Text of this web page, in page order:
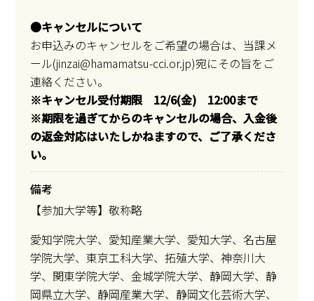
●キャンセルについて
お申込みのキャンセルをご希望の場合は、当課メ
ール(jinzai@hamamatsu-cci.or.jp)宛にその旨をご
連絡ください。
※キャンセル受付期限 12/6(金) 12:00まで
※期限を過ぎてからのキャンセルの場合、入金後
の返金対応はいたしかねますので、ご了承くださ
い。
備考
【参加大学等】敬称略
愛知学院大学、愛知産業大学、愛知大学、名古屋
学院大学、東京工科大学、拓殖大学、神奈川大
学、関東学院大学、金城学院大学、静岡大学、静
岡県立大学、静岡産業大学、静岡文化芸術大学、